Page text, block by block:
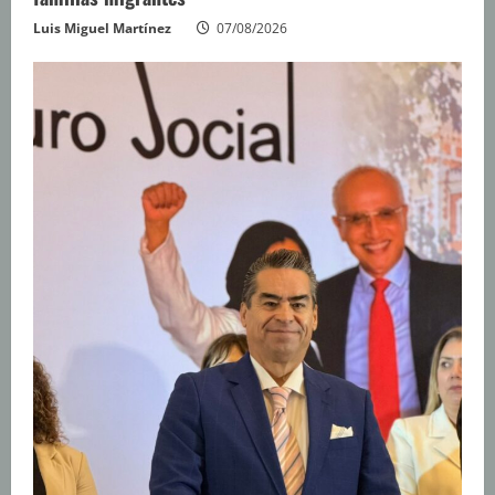
Luis Miguel Martínez 07/08/2026